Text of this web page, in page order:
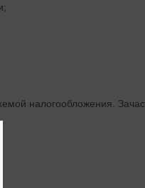
налогообложения.